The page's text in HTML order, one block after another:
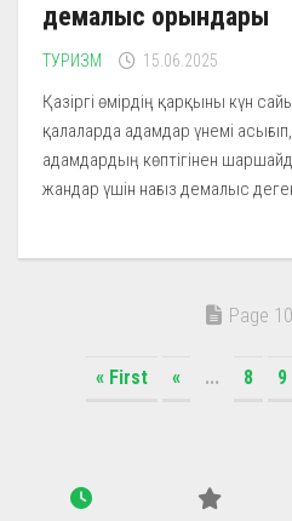
демалыс орындары
ТУРИЗМ 15.06.2025
Қазіргі өмірдің қарқыны күн
қалаларда адамдар үнемі
адамдардың көптігінен
жандар үшін нағыз демалыс
Page
« First « ... 8 9